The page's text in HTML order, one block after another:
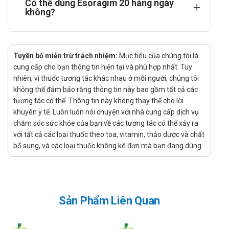
CYP2C19 và CYP3A4.
Thải trừ: Thuốc được thải trừ chủ yếu qua nước tiểu
dưới dạng chất chuyển hóa, phần còn lại đào thải
qua phân.
Thuốc Esoragim 20 có tác dụng gì?
Thuốc được sử dụng trong điều trị trào ngược dạ dày thực
quản có hoặc không kèm tổn thương niêm mạc thực quản.
Thuốc được dùng trong phác đồ điều trị viêm loét dạ dày
tá tràng liên quan đến tăng tiết acid.
Thuốc được chỉ định phối hợp trong các phác đồ tiệt trừ
vi khuẩn Helicobacter pylori theo hướng dẫn y tế.
Ai nên sử dụng thuốc này?
Người mắc viêm loét dạ dày hoặc tá tràng liên quan đến
Người cần bảo vệ niêm mạc dạ dày khi sử dụng thuốc ảnh
Có thể dùng Esoragim 20 hàng ngày
không?
Tuyên bố miễn trừ trách nhiệm: Mục tiêu của chúng tôi là
cung cấp cho bạn thông tin hiện tại và phù hợp nhất. Tuy
nhiên, vì thuốc tương tác khác nhau ở mỗi người, chúng tôi
không thể đảm bảo rằng thông tin này bao gồm tất cả các
tương tác có thể. Thông tin này không thay thế cho lời
khuyên y tế. Luôn luôn nói chuyện với nhà cung cấp dịch vụ
chăm sóc sức khỏe của bạn về các tương tác có thể xảy ra
với tất cả các loại thuốc theo toa, vitamin, thảo dược và chất
bổ sung, và các loại thuốc không kê đơn mà bạn đang dùng.
Sản Phẩm Liên Quan